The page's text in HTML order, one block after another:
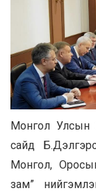
Монгол Улсын
сайд
Монгол,
зам”